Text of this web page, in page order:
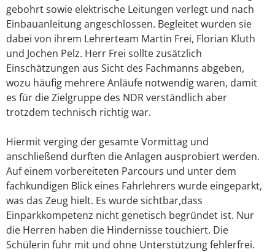
gebohrt sowie elektrische Leitungen verlegt und nach
Einbauanleitung angeschlossen. Begleitet wurden sie
dabei von ihrem Lehrerteam Martin Frei, Florian Kluth
und Jochen Pelz. Herr Frei sollte zusätzlich
Einschätzungen aus Sicht des Fachmanns abgeben,
wozu häufig mehrere Anläufe notwendig waren, damit
es für die Zielgruppe des NDR verständlich aber
trotzdem technisch richtig war.
Hiermit verging der gesamte Vormittag und
anschließend durften die Anlagen ausprobiert werden.
Auf einem vorbereiteten Parcours und unter dem
fachkundigen Blick eines Fahrlehrers wurde eingeparkt,
was das Zeug hielt. Es wurde sichtbar,dass
Einparkkompetenz nicht genetisch begründet ist. Nur
die Herren haben die Hindernisse touchiert. Die
Schülerin fuhr mit und ohne Unterstützung fehlerfrei.